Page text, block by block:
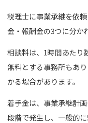
税理士に事業承継を依
金・報酬金の3つに分か
相談料は、1時間あたり
無料とする事務所もあ
かる場合があります。
着手金は、事業承継計
段階で発生し、一般的